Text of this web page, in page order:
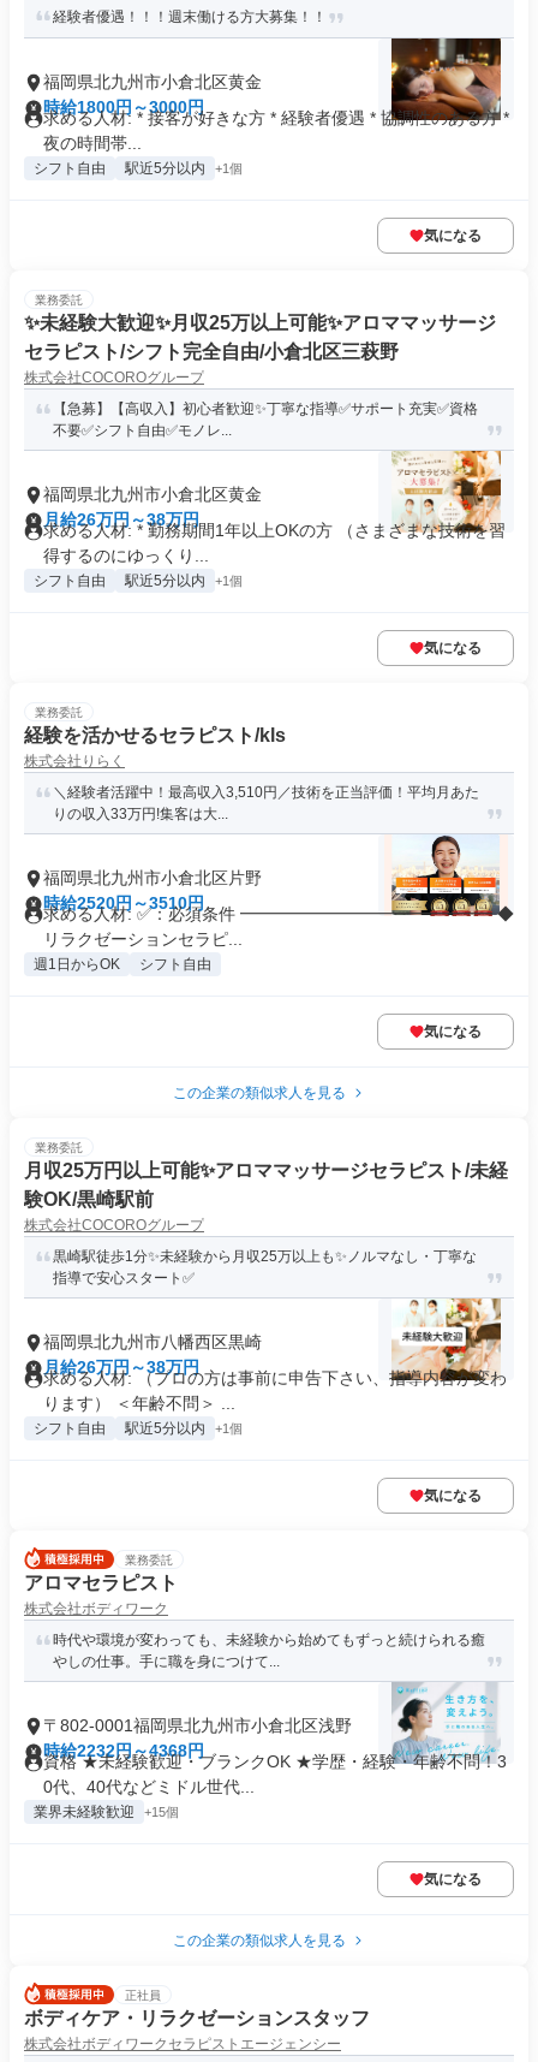
経験者優遇！！！週末働ける方大募集！！
福岡県北九州市小倉北区黄金
時給1800円～3000円
求める人材: * 接客が好きな方 * 経験者優遇 * 協調性のある方 *
夜の時間帯...
シフト自由 駅近5分以内 +1個
気になる
業務委託
✨️未経験大歓迎✨️月収25万以上可能✨️アロママッサージ
セラピスト/シフト完全自由/小倉北区三萩野
株式会社COCOROグループ
【急募】【高収入】初心者歓迎✨️丁寧な指導✅サポート充実✅資格
不要✅️シフト自由✅️モノレ...
福岡県北九州市小倉北区黄金
月給26万円～38万円
求める人材: * 勤務期間1年以上OKの方 （さまざまな技術を習
得するのにゆっくり...
シフト自由 駅近5分以内 +1個
気になる
業務委託
経験を活かせるセラピスト/kls
株式会社りらく
＼経験者活躍中！最高収入3,510円／技術を正当評価！平均月あた
りの収入33万円!集客は大...
福岡県北九州市小倉北区片野
時給2520円～3510円
求める人材: ✅：必須条件 ━━━━━━━━━━━━━━━ ◆
リラクゼーションセラピ...
週1日からOK シフト自由
気になる
この企業の類似求人を見る
業務委託
月収25万円以上可能✨️アロママッサージセラピスト/未経
験OK/黒崎駅前
株式会社COCOROグループ
黒崎駅徒歩1分✨️未経験から月収25万以上も✨️ノルマなし・丁寧な
指導で安心スタート✅️
福岡県北九州市八幡西区黒崎
月給26万円～38万円
求める人材: （プロの方は事前に申告下さい、指導内容が変わ
ります） ＜年齢不問＞ ...
シフト自由 駅近5分以内 +1個
気になる
業務委託
アロマセラピスト
株式会社ボディワーク
時代や環境が変わっても、未経験から始めてもずっと続けられる癒
やしの仕事。手に職を身につけて...
〒802-0001福岡県北九州市小倉北区浅野
時給2232円～4368円
資格 ★未経験歓迎・ブランクOK ★学歴・経験・年齢不問！3
0代、40代などミドル世代...
業界未経験歓迎 +15個
気になる
この企業の類似求人を見る
正社員
ボディケア・リラクゼーションスタッフ
株式会社ボディワークセラピストエージェンシー